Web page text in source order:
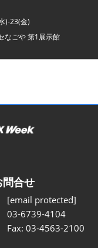
)-23(金)
なごや 第1展示館
問合せ
[email protected]
03-6739-4104
Fax: 03-4563-2100